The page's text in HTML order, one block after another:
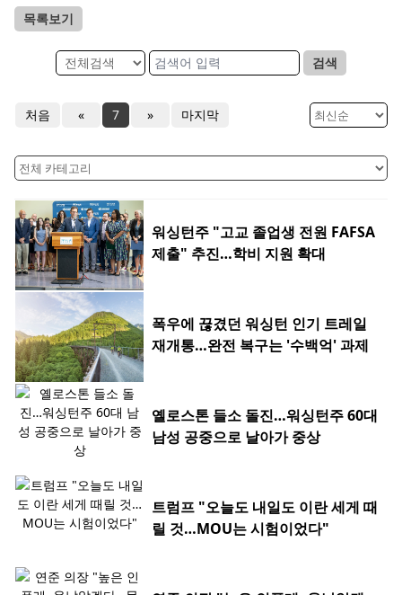
목록보기
검색
처음 « 7 » 마지막
워싱턴주 "고교 졸업생 전원 FAFSA
제출" 추진…학비 지원 확대
폭우에 끊겼던 워싱턴 인기 트레일
재개통…완전 복구는 '수백억' 과제
옐로스톤 들소 돌진…워싱턴주 60대
남성 공중으로 날아가 중상
트럼프 "오늘도 내일도 이란 세게 때
릴 것…MOU는 시험이었다"